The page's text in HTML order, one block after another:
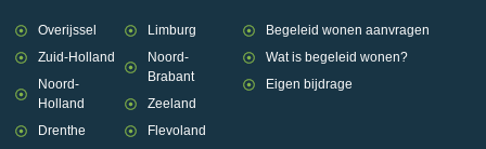
Overijssel
Zuid-Holland
Noord-
Holland
Drenthe
Limburg
Noord-
Brabant
Zeeland
Flevoland
Begeleid wonen aanvragen
Wat is begeleid wonen?
Eigen bijdrage